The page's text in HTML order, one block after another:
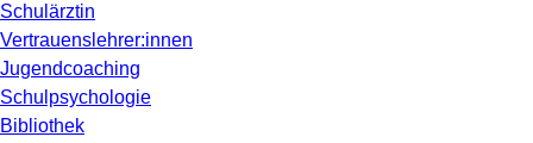
Schulärztin
Vertrauenslehrer:innen
Jugendcoaching
Schulpsychologie
Bibliothek